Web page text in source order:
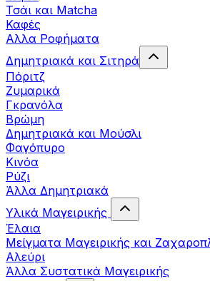
Τσάι και Matcha
Καφές
Αλλα Ροφήματα
Δημητριακά και Σιτηρά
Πόριτζ
Ζυμαρικά
Γκρανόλα
Βρώμη
Δημητριακά και Μούσλι
Φαγόπυρο
Κινόα
Ρύζι
Άλλα Δημητριακά
Υλικά Μαγειρικής
Έλαια
Μείγματα Μαγειρικής και
Αλεύρι
Άλλα Συστατικά Μαγειρικής